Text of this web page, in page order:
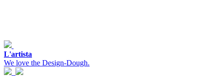
L'artista
We love the Design-Dough.